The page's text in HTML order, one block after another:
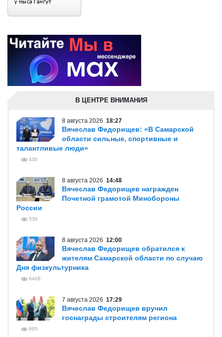
В ЦЕНТРЕ ВНИМАНИЯ
8 августа 2026 18:27
Вячеслав Федорищев: «В Самарской
области сильные, спортивные и
талантливые люди»
430
8 августа 2026 14:48
Вячеслав Федорищев награжден
Почетной грамотой Минобороны
России
539
8 августа 2026 12:00
Вячеслав Федорищев обратился к
жителям Самарской области по случаю
Дня физкультурника
8468
7 августа 2026 17:29
Вячеслав Федорищев вручил
госнаграды строителям региона
995